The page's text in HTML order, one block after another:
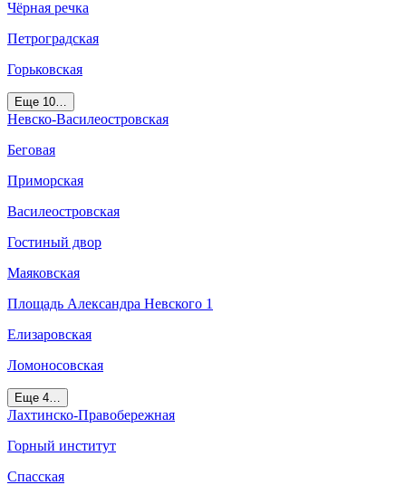
Чёрная речка
Петроградская
Горьковская
Еще 10…
Невско-Василеостровская
Беговая
Приморская
Василеостровская
Гостиный двор
Маяковская
Площадь Александра Невского 1
Елизаровская
Ломоносовская
Еще 4…
Лахтинско-Правобережная
Горный институт
Спасская